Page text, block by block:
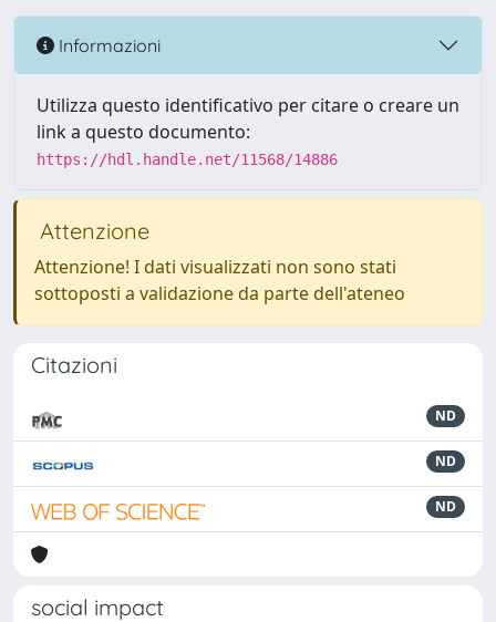
Informazioni
Utilizza questo identificativo per citare o creare un
link a questo documento:
https://hdl.handle.net/11568/14886
Attenzione
Attenzione! I dati visualizzati non sono stati
sottoposti a validazione da parte dell'ateneo
Citazioni
ND
ND
ND
social impact